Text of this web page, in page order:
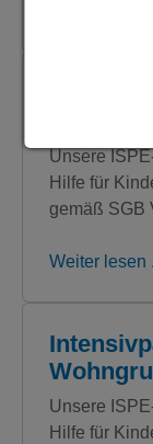
Unsere
Hilfe für
gemäß SGB
Weiter lesen
Unsere
Hilfe für